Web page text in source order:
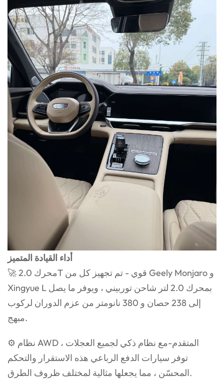
أداء القيادة المتميز
🚀 محرك 2.0T قوي - تم تجهيز كل من Geely Monjaro و
Xingyue L بمحرك 2.0 لتر شاحن توربيني ، ويوفر ما يصل
إلى 238 حصان و 380 نانومتر من عزم الدوران لركوب
مبهج.
⚙ نظام AWD المتقدم-مع نظام ذكي لجميع العجلات ،
توفر سيارات الدفع الرباعي هذه الاستقرار والتحكم
المحسّن ، مما يجعلها مثالية لمختلف ظروف الطرق.